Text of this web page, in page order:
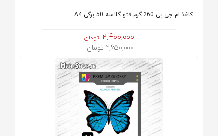
کاغذ ام جی پی 260 گرم فتو گلاسه 50 برگی A4
2,400,000 تومان
2,650,000 تومان